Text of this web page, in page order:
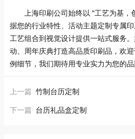
上海印刷公司始终以 “工艺为基
据您的行业特性、活动主题定制专属印
工艺组合到视觉设计提供一站式服务
动、周年庆典打造高品质印刷品，欢
例细节，我们期待用专业实力为您的品
上一篇 竹制台历定制
下一篇 台历礼品盒定制